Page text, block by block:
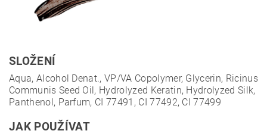
SLOŽENÍ
Aqua, Alcohol Denat., VP/VA Copolymer, Glycerin, Ricinus
Communis Seed Oil, Hydrolyzed Keratin, Hydrolyzed Silk,
Panthenol, Parfum, CI 77491, CI 77492, CI 77499
JAK POUŽÍVAT